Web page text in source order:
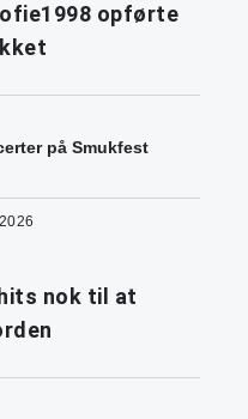
opførte
på Smukfest
nok til at